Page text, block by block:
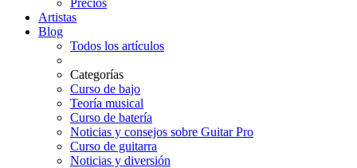
Precios
Artistas
Blog
Todos los artículos
Categorías
Curso de bajo
Teoría musical
Curso de batería
Noticias y consejos sobre Guitar Pro
Curso de guitarra
Noticias y diversión